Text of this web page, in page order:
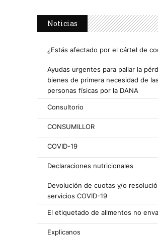
Noticias
¿Estás afectado por el cártel de
Ayudas urgentes para paliar la
bienes de primera necesidad de las
personas físicas por la DANA
Consultorio
CONSUMILLOR
COVID-19
Declaraciones nutricionales
Devolución de cuotas y/o
servicios COVID-19
El etiquetado de alimentos no
Explicanos